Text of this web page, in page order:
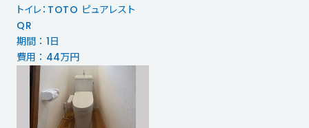
トイレ：TOTO ピュアレスト
QR
期間 ： 1日
費用 ： 44万円